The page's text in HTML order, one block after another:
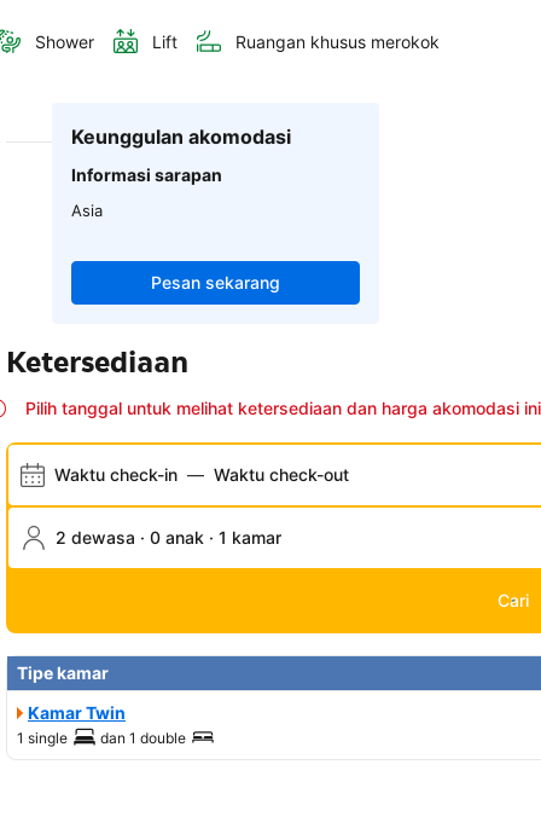
Shower Lift Ruangan khusus merokok
Keunggulan akomodasi
Informasi sarapan
Asia
Pesan sekarang
Ketersediaan
Pilih tanggal untuk melihat ketersediaan dan harga akomodasi ini
Waktu check-in — Waktu check-out
2 dewasa · 0 anak · 1 kamar
Cari
Tipe kamar
Kamar Twin
1 single dan 1 double